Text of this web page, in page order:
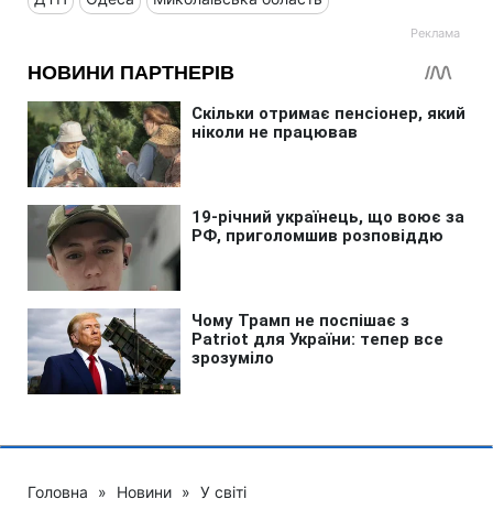
Головна » Новини » У світі